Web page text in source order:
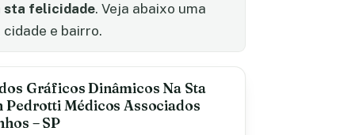
sta felicidade. Veja abaixo uma
e bairro.
Gráficos Dinâmicos Na Sta
Médicos Associados
– SP